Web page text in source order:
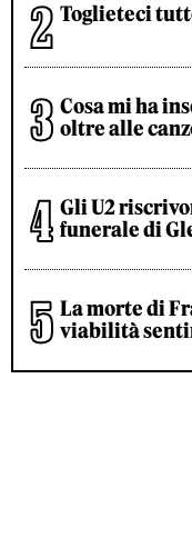
Toglieteci
Cosa mi ha
oltre alle
Gli U2
funerale di
La morte di
viabilità